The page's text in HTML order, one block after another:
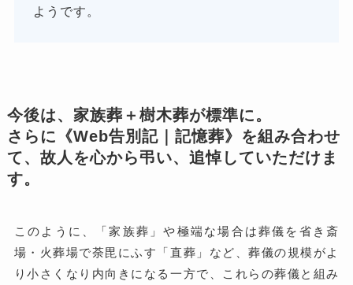
ようです。
今後は、家族葬＋樹木葬が標準に。
さらに《Web告別記｜記憶葬》を組み合わせ
て、故人を心から弔い、追悼していただけま
す。
このように、「家族葬」や極端な場合は葬儀を省き斎
場・火葬場で荼毘にふす「直葬」など、葬儀の規模がよ
り小さくなり内向きになる一方で、これらの葬儀と組み